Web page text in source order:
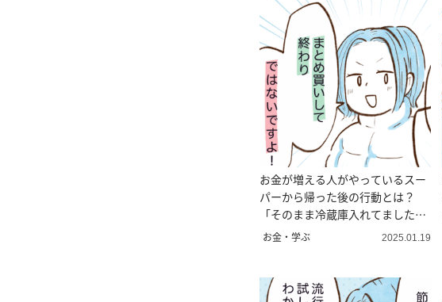
お金が増える人がやっているスー
パーから帰った後の行動とは？
「そのまま冷蔵庫入れてました」
【まんが】
お金・学ぶ 2025.01.19